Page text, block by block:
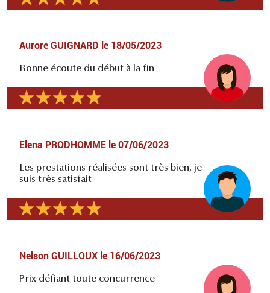
Aurore GUIGNARD le 18/05/2023
Bonne écoute du début à la fin
Elena PRODHOMME le 07/06/2023
Les prestations réalisées sont très bien, je
suis très satisfait
Nelson GUILLOUX le 16/06/2023
Prix défiant toute concurrence